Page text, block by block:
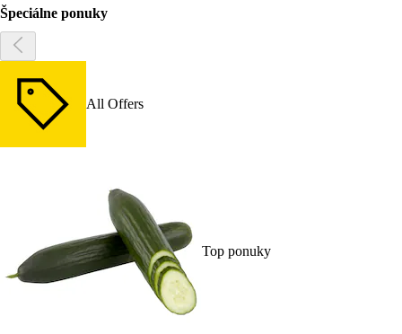
Špeciálne ponuky
All Offers
Top ponuky